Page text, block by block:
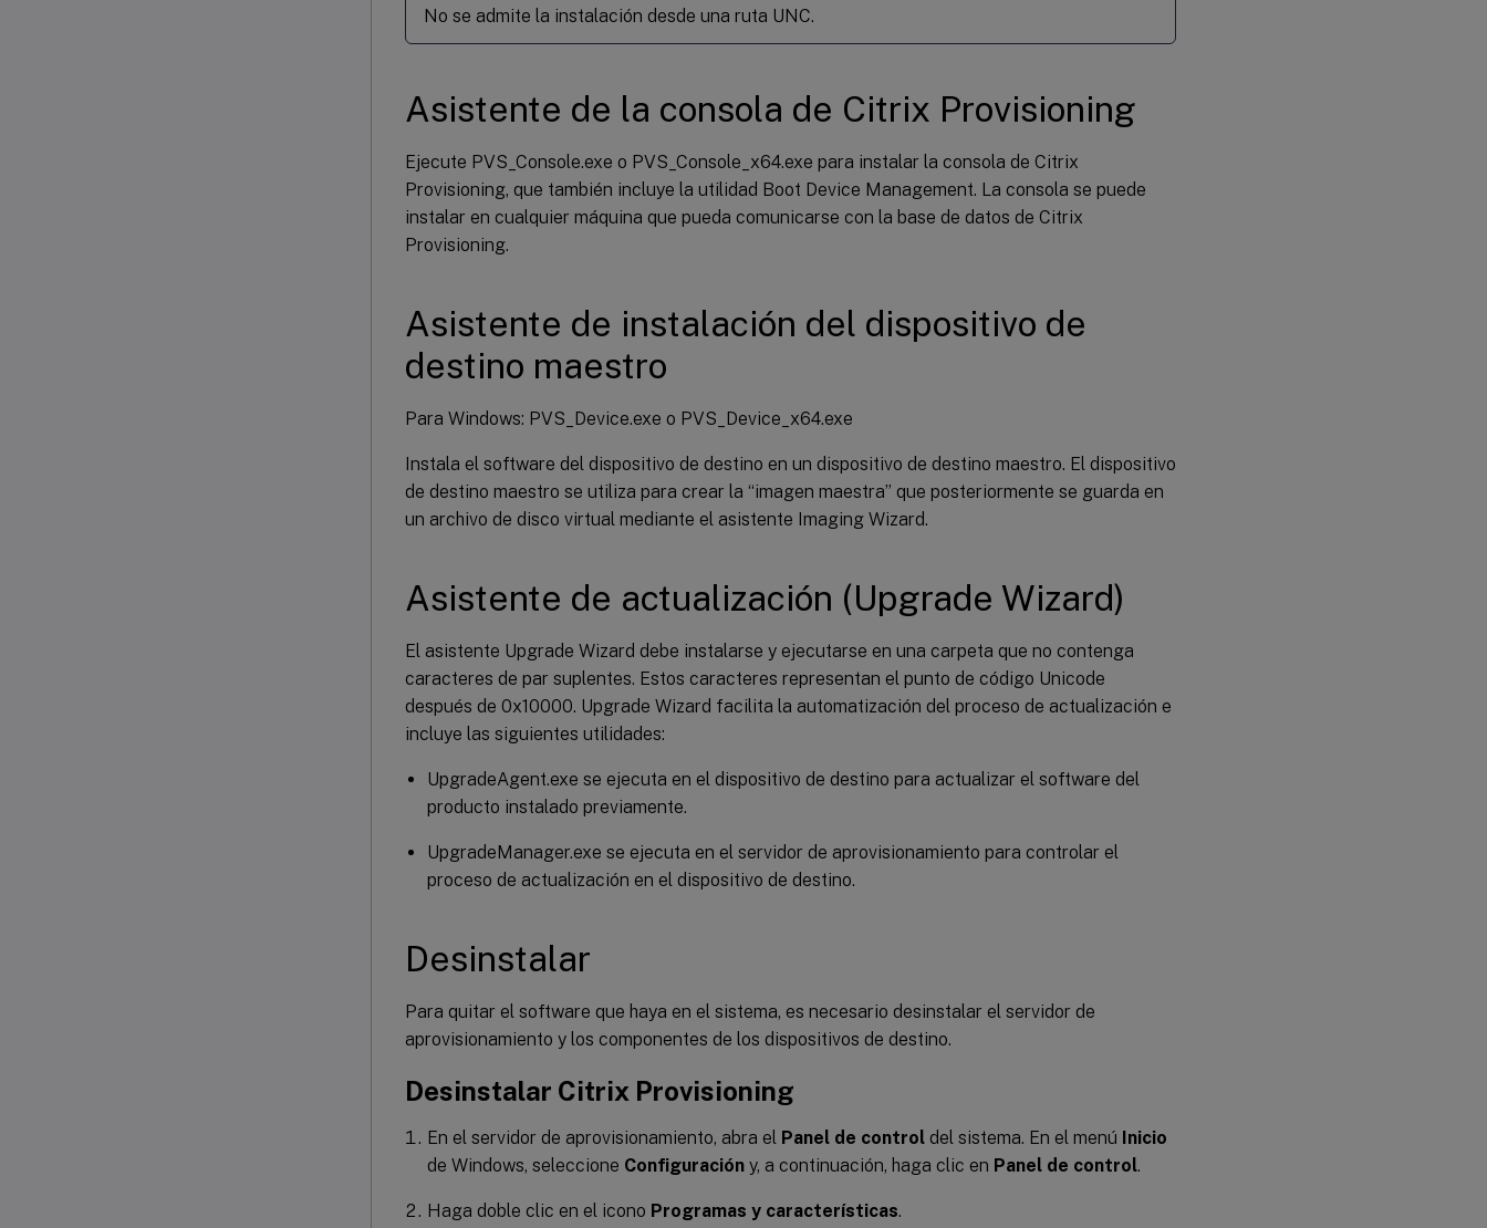
No se admite la instalación desde una ruta UNC.
Asistente de la consola de Citrix Provisioning
Ejecute PVS_Console.exe o PVS_Console_x64.exe para instalar la consola de Citrix
Provisioning, que también incluye la utilidad Boot Device Management. La consola se puede
instalar en cualquier máquina que pueda comunicarse con la base de datos de Citrix
Provisioning.
Asistente de instalación del dispositivo de
destino maestro
Para Windows: PVS_Device.exe o PVS_Device_x64.exe
Instala el software del dispositivo de destino en un dispositivo de destino maestro. El dispositivo
de destino maestro se utiliza para crear la “imagen maestra” que posteriormente se guarda en
un archivo de disco virtual mediante el asistente Imaging Wizard.
Asistente de actualización (Upgrade Wizard)
El asistente Upgrade Wizard debe instalarse y ejecutarse en una carpeta que no contenga
caracteres de par suplentes. Estos caracteres representan el punto de código Unicode
después de 0x10000. Upgrade Wizard facilita la automatización del proceso de actualización e
incluye las siguientes utilidades:
UpgradeAgent.exe se ejecuta en el dispositivo de destino para actualizar el software del
producto instalado previamente.
UpgradeManager.exe se ejecuta en el servidor de aprovisionamiento para controlar el
proceso de actualización en el dispositivo de destino.
Desinstalar
Para quitar el software que haya en el sistema, es necesario desinstalar el servidor de
aprovisionamiento y los componentes de los dispositivos de destino.
Desinstalar Citrix Provisioning
En el servidor de aprovisionamiento, abra el Panel de control del sistema. En el menú Inicio
de Windows, seleccione Configuración y, a continuación, haga clic en Panel de control.
Haga doble clic en el icono Programas y características.